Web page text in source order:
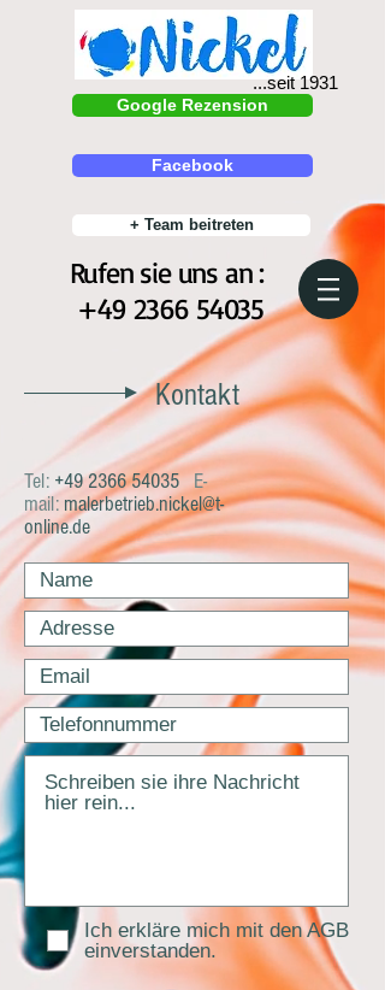
...seit 1931
Google Rezension
Facebook
+ Team beitreten
Rufen sie uns an :
+49 2366 54035
Kontakt
Tel: +49 2366 54035 E-
mail: malerbetrieb.nickel@t-
online.de
Ich erkläre mich mit den AGB
einverstanden.